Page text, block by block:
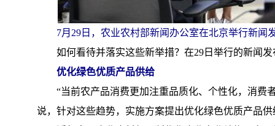
7月29日，农业农村部新闻办公室在北京举行新闻
如何看待并落实这些新举措？在29日举行的新闻发
优化绿色优质产品供给
“当前农产品消费更加注重品质化、个性化，消费者
说，针对这些趋势，实施方案提出优化绿色优质产品